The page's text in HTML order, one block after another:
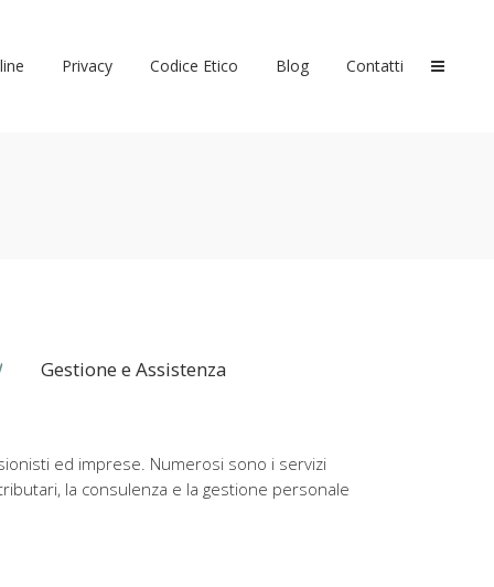
Privacy Codice Etico Blog Contatti
Gestione e Assistenza
ed imprese. Numerosi sono i servizi
la consulenza e la gestione personale